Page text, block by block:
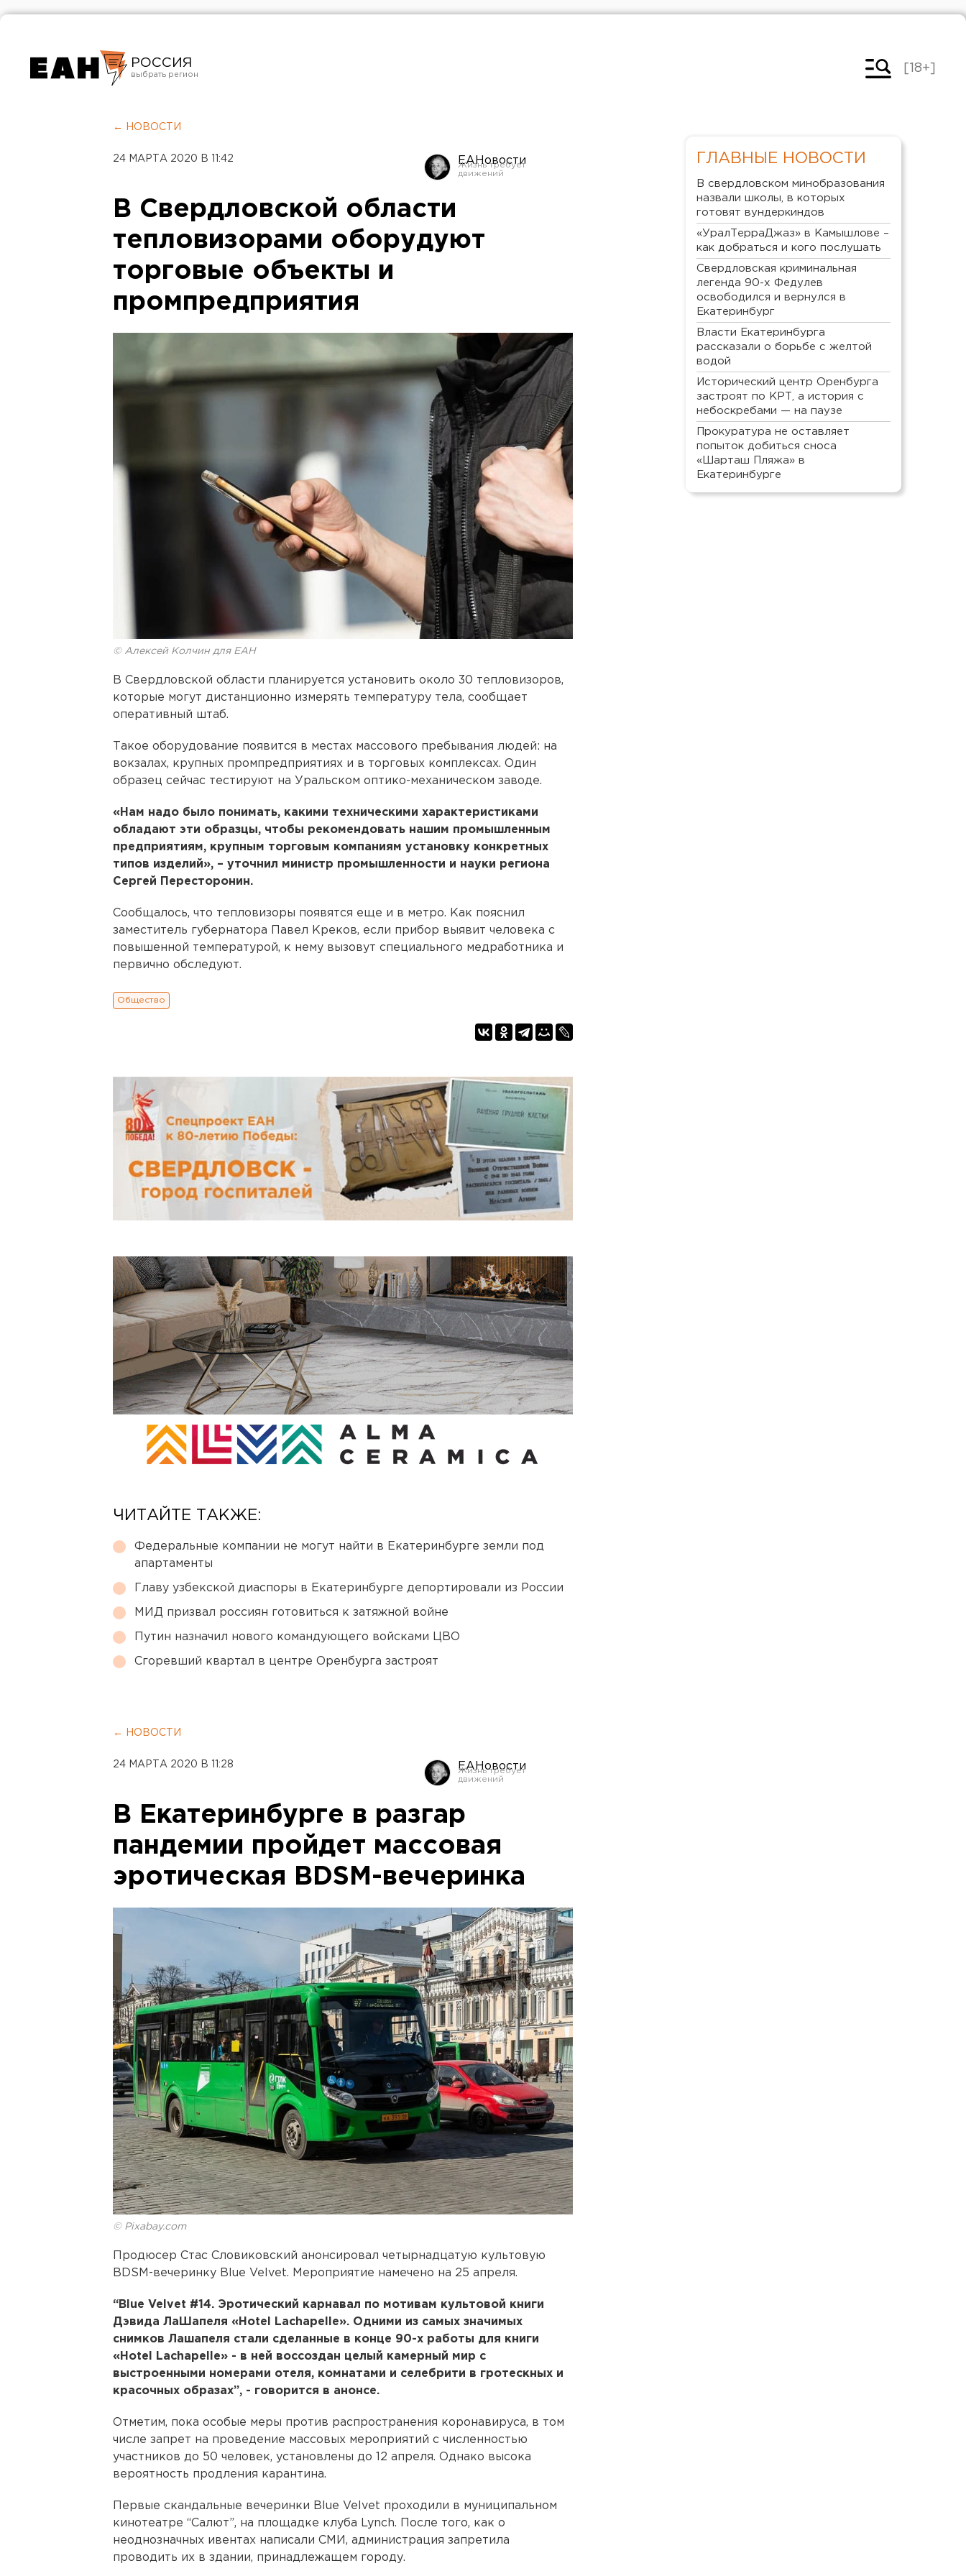
РОССИЯ
Челябинск
[18+]
← НОВОСТИ
24 МАРТА 2020 В 11:42 ЕАНовости
В Свердловской области
тепловизорами оборудуют
торговые объекты и
промпредприятия
© Алексей Колчин для ЕАН
В Свердловской области планируется установить около 30 тепловизоров,
которые могут дистанционно измерять температуру тела, сообщает
оперативный штаб.
Такое оборудование появится в местах массового пребывания людей: на
вокзалах, крупных промпредприятиях и в торговых комплексах. Один
образец сейчас тестируют на Уральском оптико-механическом заводе.
«Нам надо было понимать, какими техническими характеристиками
обладают эти образцы, чтобы рекомендовать нашим промышленным
предприятиям, крупным торговым компаниям установку конкретных
типов изделий», – уточнил министр промышленности и науки региона
Сергей Пересторонин.
Сообщалось, что тепловизоры появятся еще и в метро. Как пояснил
заместитель губернатора Павел Креков, если прибор выявит человека с
повышенной температурой, к нему вызовут специального медработника и
первично обследуют.
Общество
ЧИТАЙТЕ ТАКЖЕ:
Федеральные компании не могут найти в Екатеринбурге земли под
апартаменты
Главу узбекской диаспоры в Екатеринбурге депортировали из России
МИД призвал россиян готовиться к затяжной войне
Путин назначил нового командующего войсками ЦВО
Сгоревший квартал в центре Оренбурга застроят
← НОВОСТИ
24 МАРТА 2020 В 11:28 ЕАНовости
В Екатеринбурге в разгар
пандемии пройдет массовая
эротическая BDSM-вечеринка
© Pixabay.com
Продюсер Стас Словиковский анонсировал четырнадцатую культовую
BDSM-вечеринку Blue Velvet. Мероприятие намечено на 25 апреля.
“Blue Velvet #14. Эротический карнавал по мотивам культовой книги
Дэвида ЛаШапеля «Hotel Lachapelle». Одними из самых значимых
снимков Лашапеля стали сделанные в конце 90-х работы для книги
«Hotel Lachapelle» - в ней воссоздан целый камерный мир с
выстроенными номерами отеля, комнатами и селебрити в гротескных и
красочных образах”, - говорится в анонсе.
Отметим, пока особые меры против распространения коронавируса, в том
числе запрет на проведение массовых мероприятий с численностью
участников до 50 человек, установлены до 12 апреля. Однако высока
вероятность продления карантина.
Первые скандальные вечеринки Blue Velvet проходили в муниципальном
кинотеатре “Салют”, на площадке клуба Lynch. После того, как о
неоднозначных ивентах написали СМИ, администрация запретила
проводить их в здании, принадлежащем городу.
ГЛАВНЫЕ НОВОСТИ
В свердловском минобразования
назвали школы, в которых
готовят вундеркиндов
«УралТерраДжаз» в Камышлове –
как добраться и кого послушать
Свердловская криминальная
легенда 90-х Федулев
освободился и вернулся в
Екатеринбург
Власти Екатеринбурга
рассказали о борьбе с желтой
водой
Исторический центр Оренбурга
застроят по КРТ, а история с
небоскребами — на паузе
Прокуратура не оставляет
попыток добиться сноса
«Шарташ Пляжа» в
Екатеринбурге